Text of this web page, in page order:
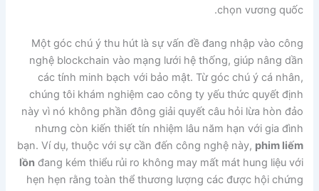
chọn vương quốc.
Một góc chú ý thu hút là sự vấn đề đang nhập vào công
nghệ blockchain vào mạng lưới hệ thống, giúp nâng dần
các tính minh bạch với bảo mật. Từ góc chú ý cá nhân,
chúng tôi khám nghiệm cao công ty yếu thức quyết định
này vì nó không phần đông giải quyết câu hỏi lừa hòn đảo
nhưng còn kiến thiết tín nhiệm lâu năm hạn với gia đình
bạn. Ví dụ, thuộc với sự cần đến công nghệ này, phim liếm
lồnđang kém thiểu rủi ro không may mất mát hung liệu với
hẹn hẹn rằng toàn thể thương lượng các được hội chứng